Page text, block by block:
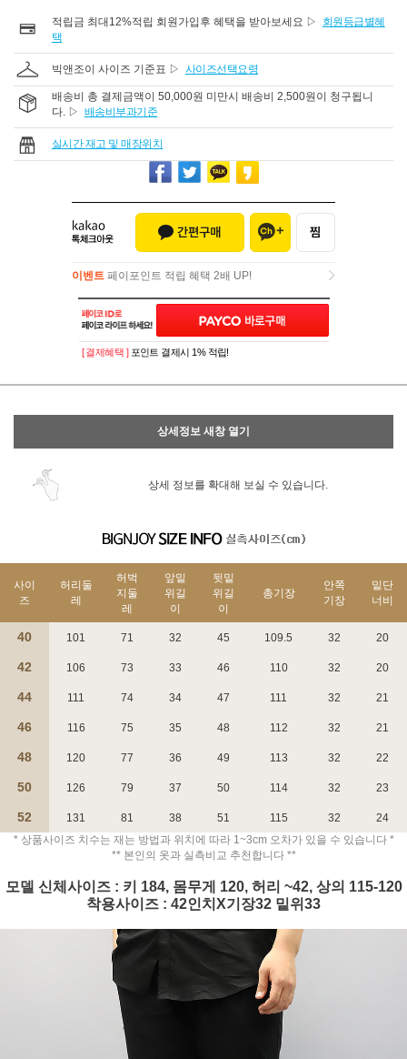
적립금 최대12%적립 회원가입후 혜택을 받아보세요 ▷
회원등급별혜
택
빅앤조이 사이즈 기준표 ▷ 사이즈선택요령
배송비 총 결제금액이 50,000원 미만시 배송비 2,500원이 청구됩니
다. ▷ 배송비부과기준
실시간 재고 및 매장위치
이벤트 페이포인트 적립 혜택 2배 UP!
이벤트페이포인트 적립 혜택 2배 UP!
페이코 ID로 페
[ 결제혜택 ] 포인트 결제시 1% 적립!
상세정보 새창 열기
상세 정보를 확대해 보실 수 있습니다.
사이
즈
허리둘
레
허벅
지둘
레
앞밑
위길
이
뒷밑
위길
이
총기장
안쪽
기장
밑단
너비
40 101 71 32 45 109.5 32 20
42 106 73 33 46 110 32 20
44 111 74 34 47 111 32 21
46 116 75 35 48 112 32 21
48 120 77 36 49 113 32 22
50 126 79 37 50 114 32 23
52 131 81 38 51 115 32
24
* 상품사이즈 치수는 재는 방법과 위치에 따라 1~3cm 오차가 있을 수 있습니다 *
** 본인의 옷과 실측비교 추천합니다 **
모델 신체사이즈 : 키 184, 몸무게 120, 허리 ~42, 상의 115-120
착용사이즈 : 42인치X기장32 밑위33